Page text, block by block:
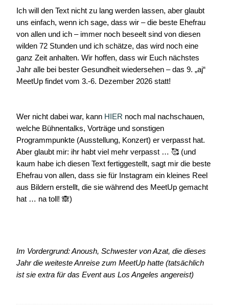
Ich will den Text nicht zu lang werden lassen, aber glaubt
uns einfach, wenn ich sage, dass wir – die beste Ehefrau
von allen und ich – immer noch beseelt sind von diesen
wilden 72 Stunden und ich schätze, das wird noch eine
ganz Zeit anhalten. Wir hoffen, dass wir Euch nächstes
Jahr alle bei bester Gesundheit wiedersehen – das 9. „aj“
MeetUp findet vom 3.-6. Dezember 2026 statt!
Wer nicht dabei war, kann HIER noch mal nachschauen,
welche Bühnentalks, Vorträge und sonstigen
Programmpunkte (Ausstellung, Konzert) er verpasst hat.
Aber glaubt mir: ihr habt viel mehr verpasst … 🥰 (und
kaum habe ich diesen Text fertiggestellt, sagt mir die beste
Ehefrau von allen, dass sie für Instagram ein kleines Reel
aus Bildern erstellt, die sie während des MeetUp gemacht
hat … na toll! 🙈)
Im Vordergrund: Anoush, Schwester von Azat, die dieses
Jahr die weiteste Anreise zum MeetUp hatte (tatsächlich
ist sie extra für das Event aus Los Angeles angereist)